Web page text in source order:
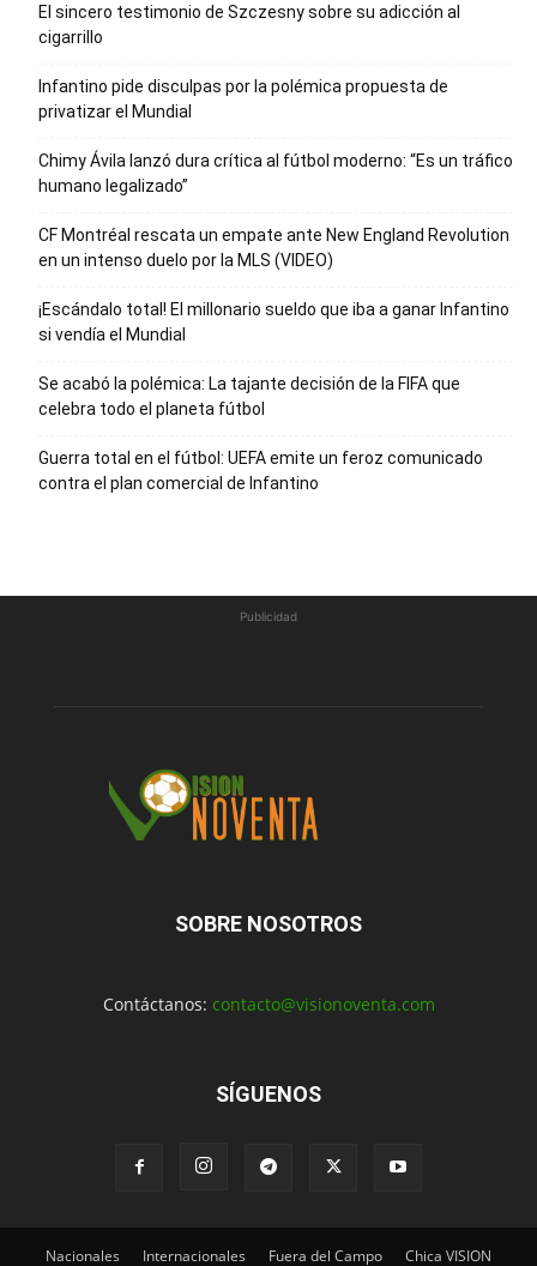
El sincero testimonio de Szczesny sobre su adicción al
cigarrillo
Infantino pide disculpas por la polémica propuesta de
privatizar el Mundial
Chimy Ávila lanzó dura crítica al fútbol moderno: “Es un tráfico
humano legalizado”
CF Montréal rescata un empate ante New England Revolution
en un intenso duelo por la MLS (VIDEO)
¡Escándalo total! El millonario sueldo que iba a ganar Infantino
si vendía el Mundial
Se acabó la polémica: La tajante decisión de la FIFA que
celebra todo el planeta fútbol
Guerra total en el fútbol: UEFA emite un feroz comunicado
contra el plan comercial de Infantino
Publicidad
SOBRE NOSOTROS
Contáctanos: contacto@visionoventa.com
SÍGUENOS
Nacionales Internacionales Fuera del Campo Chica VISION